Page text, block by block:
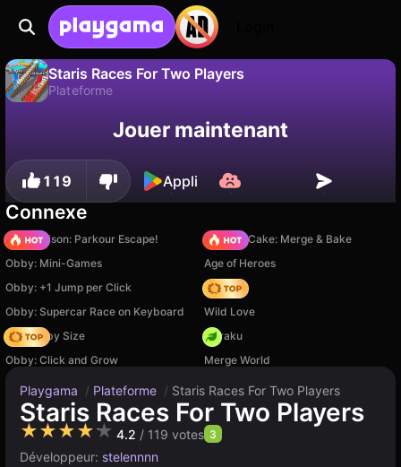
Staris Races For Two Players
Plateforme
progression !
Non Enregistrer
Jouer maintenant
119 Appli
Connexe
Barry Prison: Parkour Escape!
Piece of Cake: Merge & Bake
Obby: Mini-Games
Age of Heroes
Obby: +1 Jump per Click
Hedgies
Obby: Supercar Race on Keyboard
Wild Love
Your Obby Size
Floraku
Obby: Click and Grow
Merge World
Playgama / Plateforme / Staris Races For Two Players
Staris Races For Two Players
★★★★★ 4.2 / 119 votes 3
Développeur: stelennnn